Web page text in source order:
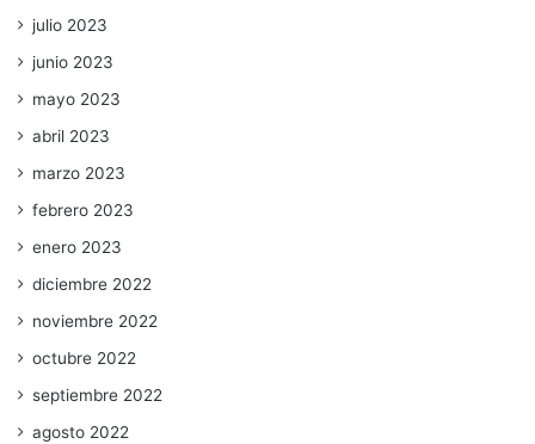
julio 2023
junio 2023
mayo 2023
abril 2023
marzo 2023
febrero 2023
enero 2023
diciembre 2022
noviembre 2022
octubre 2022
septiembre 2022
agosto 2022